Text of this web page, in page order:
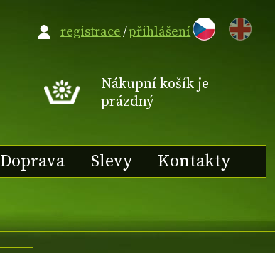
EN
Nákupní košík je
prázdný
Doprava Slevy Kontakty
registrace/přihlášení